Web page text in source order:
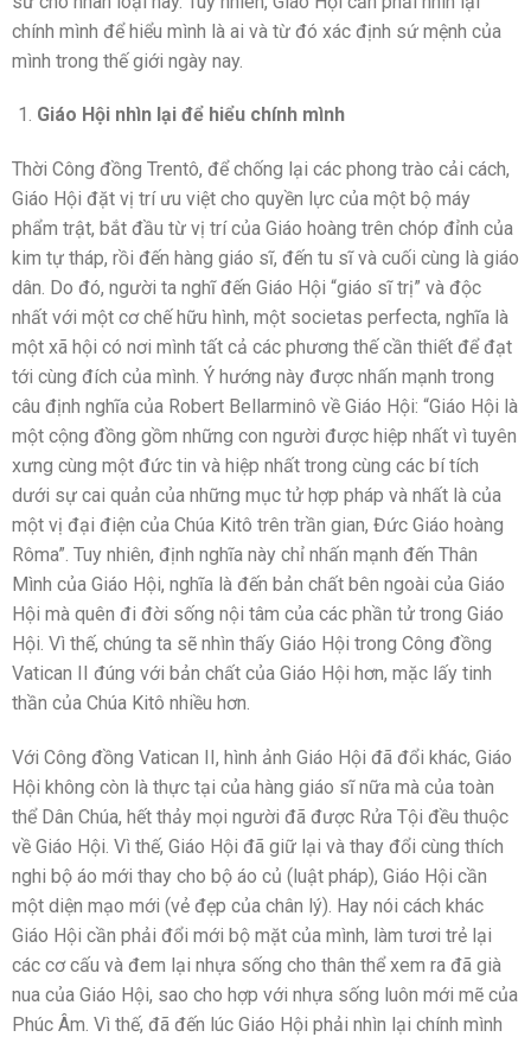
chính mình để hiểu mình là ai và từ đó xác định sứ mệnh của
mình trong thế giới ngày nay.
Giáo Hội nhìn lại để hiểu chính mình
Thời Công đồng Trentô, để chống lại các phong trào cải cách,
Giáo Hội đặt vị trí ưu việt cho quyền lực của một bộ máy
phẩm trật, bắt đầu từ vị trí của Giáo hoàng trên chóp đỉnh của
kim tự tháp, rồi đến hàng giáo sĩ, đến tu sĩ và cuối cùng là giáo
dân. Do đó, người ta nghĩ đến Giáo Hội “giáo sĩ trị” và độc
nhất với một cơ chế hữu hình, một societas perfecta, nghĩa là
một xã hội có nơi mình tất cả các phương thế cần thiết để đạt
tới cùng đích của mình. Ý hướng này được nhấn mạnh trong
câu định nghĩa của Robert Bellarminô về Giáo Hội: “Giáo Hội là
một cộng đồng gồm những con người được hiệp nhất vì tuyên
xưng cùng một đức tin và hiệp nhất trong cùng các bí tích
dưới sự cai quản của những mục tử hợp pháp và nhất là của
một vị đại điện của Chúa Kitô trên trần gian, Đức Giáo hoàng
Rôma”. Tuy nhiên, định nghĩa này chỉ nhấn mạnh đến Thân
Mình của Giáo Hội, nghĩa là đến bản chất bên ngoài của Giáo
Hội mà quên đi đời sống nội tâm của các phần tử trong Giáo
Hội. Vì thế, chúng ta sẽ nhìn thấy Giáo Hội trong Công đồng
Vatican II đúng với bản chất của Giáo Hội hơn, mặc lấy tinh
thần của Chúa Kitô nhiều hơn.
Với Công đồng Vatican II, hình ảnh Giáo Hội đã đổi khác, Giáo
Hội không còn là thực tại của hàng giáo sĩ nữa mà của toàn
thể Dân Chúa, hết thảy mọi người đã được Rửa Tội đều thuộc
về Giáo Hội. Vì thế, Giáo Hội đã giữ lại và thay đổi cùng thích
nghi bộ áo mới thay cho bộ áo củ (luật pháp), Giáo Hội cần
một diện mạo mới (vẻ đẹp của chân lý). Hay nói cách khác
Giáo Hội cần phải đổi mới bộ mặt của mình, làm tươi trẻ lại
các cơ cấu và đem lại nhựa sống cho thân thể xem ra đã già
nua của Giáo Hội, sao cho hợp với nhựa sống luôn mới mẽ của
Phúc Âm. Vì thế, đã đến lúc Giáo Hội phải nhìn lại chính mình